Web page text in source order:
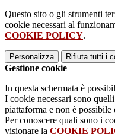
Questo sito o gli strumenti
cookie necessari al
COOKIE POLICY.
Personalizza Rifiuta tutti i
Gestione cookie
In questa schermata è
I cookie necessari sono
piattaforma e non è
Per conoscere quali sono i
visionare la COOKIE